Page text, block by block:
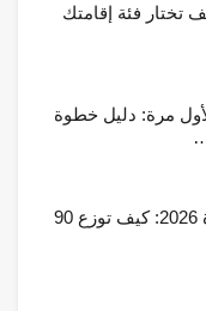
2026: كيف تختار فئة إقامتك
مرة: دليل خطوة
تأشيرة العمرة المتعددة 2026: كيف توزع 90